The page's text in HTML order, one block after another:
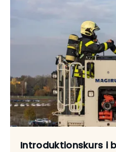
Introduktionskurs i